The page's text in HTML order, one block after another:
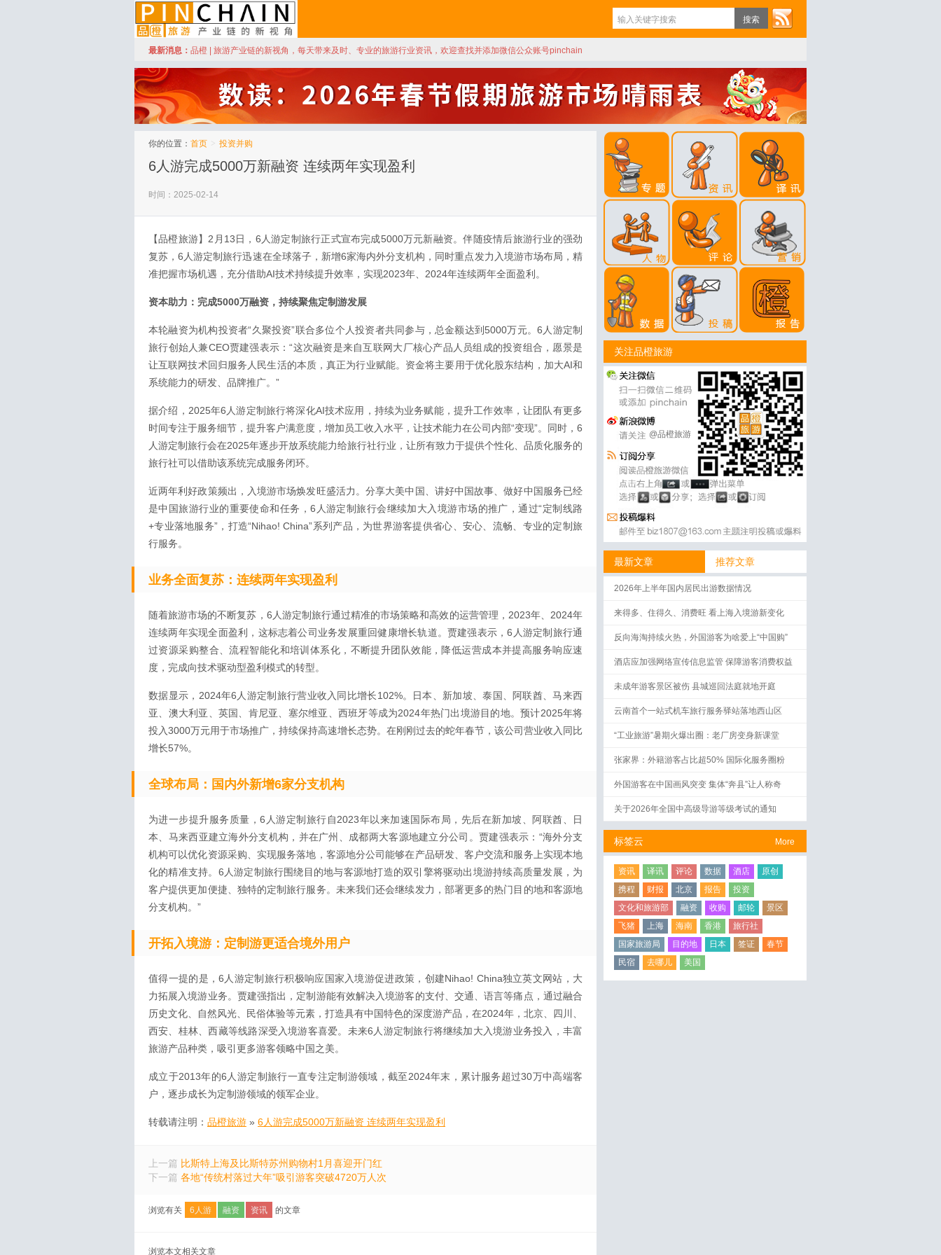
品橙旅游
最新消息： 品橙 | 旅游产业链的新视角，每天带来及时、专业的旅游行业资讯，欢迎查找并添加微信公众账号pinchain
你的位置： 首页 > 投资并购
6人游完成5000万新融资 连续两年实现盈利
时间：2025-02-14
【品橙旅游】2月13日，6人游定制旅行正式宣布完成5000万元新融资。伴随疫情后旅游行业的强劲
复苏，6人游定制旅行迅速在全球落子，新增6家海内外分支机构，同时重点发力入境游市场布局，精
准把握市场机遇，充分借助AI技术持续提升效率，实现2023年、2024年连续两年全面盈利。
资本助力：完成5000万融资，持续聚焦定制游发展
本轮融资为机构投资者“久聚投资”联合多位个人投资者共同参与，总金额达到5000万元。6人游定制
旅行创始人兼CEO贾建强表示：“这次融资是来自互联网大厂核心产品人员组成的投资组合，愿景是
让互联网技术回归服务人民生活的本质，真正为行业赋能。资金将主要用于优化股东结构，加大AI和
系统能力的研发、品牌推广。”
据介绍，2025年6人游定制旅行将深化AI技术应用，持续为业务赋能，提升工作效率，让团队有更多
时间专注于服务细节，提升客户满意度，增加员工收入水平，让技术能力在公司内部“变现”。同时，6
人游定制旅行会在2025年逐步开放系统能力给旅行社行业，让所有致力于提供个性化、品质化服务的
旅行社可以借助该系统完成服务闭环。
近两年利好政策频出，入境游市场焕发旺盛活力。分享大美中国、讲好中国故事、做好中国服务已经
是中国旅游行业的重要使命和任务，6人游定制旅行会继续加大入境游市场的推广，通过“定制线路
+专业落地服务”，打造“Nihao! China”系列产品，为世界游客提供省心、安心、流畅、专业的定制旅
行服务。
业务全面复苏：连续两年实现盈利
随着旅游市场的不断复苏，6人游定制旅行通过精准的市场策略和高效的运营管理，2023年、2024年
连续两年实现全面盈利，这标志着公司业务发展重回健康增长轨道。贾建强表示，6人游定制旅行通
过资源采购整合、流程智能化和培训体系化，不断提升团队效能，降低运营成本并提高服务响应速
度，完成向技术驱动型盈利模式的转型。
数据显示，2024年6人游定制旅行营业收入同比增长102%。日本、新加坡、泰国、阿联酋、马来西
亚、澳大利亚、英国、肯尼亚、塞尔维亚、西班牙等成为2024年热门出境游目的地。预计2025年将
投入3000万元用于市场推广，持续保持高速增长态势。在刚刚过去的蛇年春节，该公司营业收入同比
增长57%。
全球布局：国内外新增6家分支机构
为进一步提升服务质量，6人游定制旅行自2023年以来加速国际布局，先后在新加坡、阿联酋、日
本、马来西亚建立海外分支机构，并在广州、成都两大客源地建立分公司。贾建强表示：“海外分支
机构可以优化资源采购、实现服务落地，客源地分公司能够在产品研发、客户交流和服务上实现本地
化的精准支持。6人游定制旅行围绕目的地与客源地打造的双引擎将驱动出境游持续高质量发展，为
客户提供更加便捷、独特的定制旅行服务。未来我们还会继续发力，部署更多的热门目的地和客源地
分支机构。”
开拓入境游：定制游更适合境外用户
值得一提的是，6人游定制旅行积极响应国家入境游促进政策，创建Nihao! China独立英文网站，大
力拓展入境游业务。贾建强指出，定制游能有效解决入境游客的支付、交通、语言等痛点，通过融合
历史文化、自然风光、民俗体验等元素，打造具有中国特色的深度游产品，在2024年，北京、四川、
西安、桂林、西藏等线路深受入境游客喜爱。未来6人游定制旅行将继续加大入境游业务投入，丰富
旅游产品种类，吸引更多游客领略中国之美。
成立于2013年的6人游定制旅行一直专注定制游领域，截至2024年末，累计服务超过30万中高端客
户，逐步成长为定制游领域的领军企业。
转载请注明： 品橙旅游 » 6人游完成5000万新融资 连续两年实现盈利
上一篇 比斯特上海及比斯特苏州购物村1月喜迎开门红
下一篇 各地“传统村落过大年”吸引游客突破4720万人次
浏览有关 6人游 融资 资讯 的文章
浏览本文相关文章
关注品橙旅游
@品橙旅游
最新文章 推荐文章
2026年上半年国内居民出游数据情况
来得多、住得久、消费旺 看上海入境游新变化
反向海淘持续火热，外国游客为啥爱上“中国购”
酒店应加强网络宣传信息监管 保障游客消费权益
未成年游客景区被伤 县城巡回法庭就地开庭
云南首个一站式机车旅行服务驿站落地西山区
“工业旅游”暑期火爆出圈：老厂房变身新课堂
张家界：外籍游客占比超50% 国际化服务圈粉
外国游客在中国画风突变 集体“奔县”让人称奇
关于2026年全国中高级导游等级考试的通知
More
标签云
资讯 译讯 评论 数据 酒店
原创
携程
财报 北京 报告
投资
文化和旅游部
融资 收购 邮轮
景区
飞猪
上海 海南 香港
旅行社
国家旅游局
目的地 日本 签证
春节
民宿
去哪儿 美国